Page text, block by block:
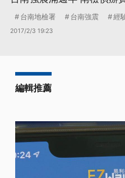
台南地檢署 台南強震 經
2017/2/3 19:23
編輯推薦